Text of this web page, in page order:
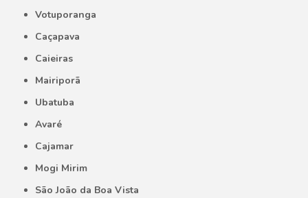
Votuporanga
Caçapava
Caieiras
Mairiporã
Ubatuba
Avaré
Cajamar
Mogi Mirim
São João da Boa Vista